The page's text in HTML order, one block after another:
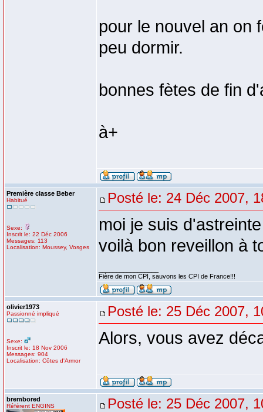
pour le nouvel an on
peu dormir.
bonnes fètes de fin
à+
Première classe Beber
Habitué
Sexe:
Inscrit le: 22 Déc 2006
Messages: 113
Localisation: Moussey, Vosges
Posté le: 24 Déc 2007,
moi je suis
voilà bon reveillon à
Fière de mon CPI, sauvons les CPI de France!!!
olivier1973
Passionné impliqué
Sexe:
Inscrit le: 18 Nov 2006
Messages: 904
Localisation: Côtes d'Armor
Posté le: 25 Déc 2007,
Alors, vous avez
brembored
Référent ENGINS Posté le: 25 Déc 2007,